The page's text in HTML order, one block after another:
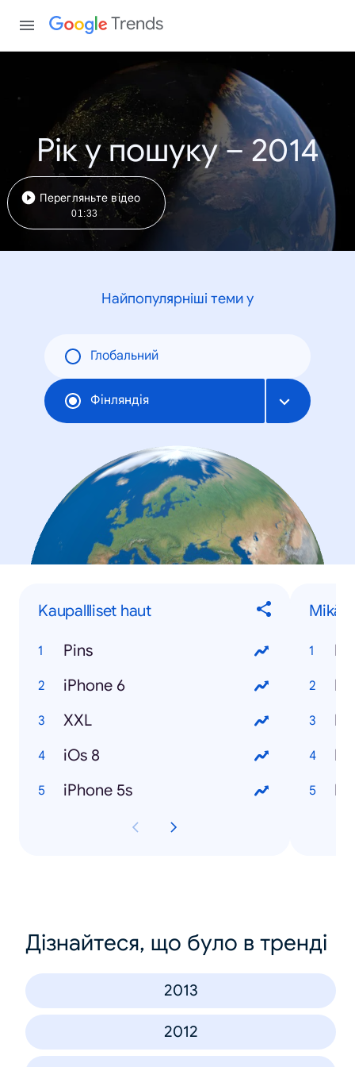
Trends
Рік у пошуку – 2014
Перегляньте відео
01:33
Найпопулярніші теми у
Глобальний
Фінляндія
Kaupallliset haut
Pins
iPhone 6
XXL
iOs 8
iPhone 5s
Mikä
Дізнайтеся, що було в тренді
2013
2012